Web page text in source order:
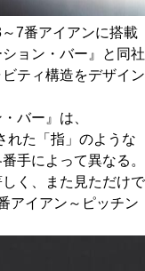
7番アイアンに搭載
ョン・バー』と同社
ティ構造をデザイン
バー』は、
れた「指」のような
手によって異なる。
く、また見ただけで
アイアン～ピッチン